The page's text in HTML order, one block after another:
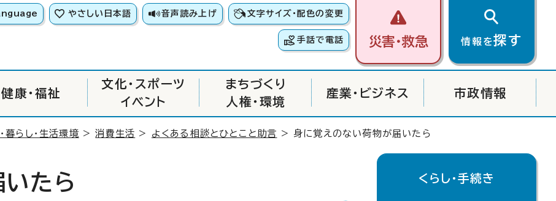
やさしい日本語 音声読み上げ 文字サイズ・配色の変更
手話で電話 災害・救急 情報を探す
健康・福祉
文化・スポーツ
イベント
まちづくり
人権・環境
産業・ビジネス 市政情報
暮らし・生活環境 >消費生活 > よくある相談とひとこと助言 > 身に覚えのない荷物が届いたら
たら くらし・手続き